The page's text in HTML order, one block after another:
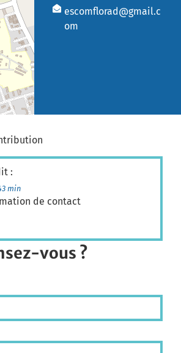
escomflorad@gmail.c
om
:
min
de contact
vous ?